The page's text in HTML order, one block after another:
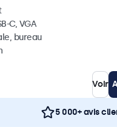
C, VGA
bureau
Voir
5 000+ avis